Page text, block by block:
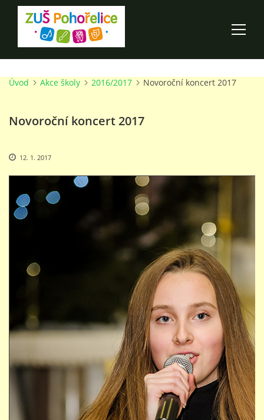
ÚVOD
100 LET ZUŠ POHOŘELICE
AKCE ŠKOLY
O ŠKOLE
TALENTOVÉ ZKOUŠKY
GALERIE
VIDEA - FILMOVÁ TVORBA
PEDAGOGICKÝ SBOR
Úvod Akce školy 2016/2017 Novoroční koncert 2017
Novoroční koncert 2017
12. 1. 2017